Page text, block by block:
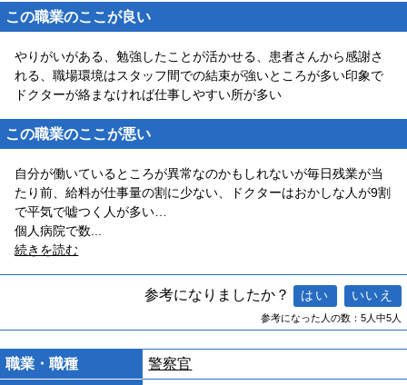
この職業のここが良い
やりがいがある、勉強したことが活かせる、患者さんから感謝さ
れる、職場環境はスタッフ間での結束が強いところが多い印象で
ドクターが絡まなければ仕事しやすい所が多い
この職業のここが悪い
自分が働いているところが異常なのかもしれないが毎日残業が当
たり前、給料が仕事量の割に少ない、ドクターはおかしな人が9割
で平気で嘘つく人が多い…
個人病院で数...
続きを読む
参考になりましたか？
参考になった人の数：5人中5人
職業・職種 警察官